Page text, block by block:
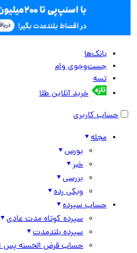
بانک‌ها
جست‌وجوی وام
تسه
خرید آنلاین طلا
حساب کاربری
مجله
بورس
خبر
بررسی
ویکی رده
حساب سپرده
سپرده کوتاه مدت عادی
سپرده بلندمدت
حساب قرض الحسنه پس انداز